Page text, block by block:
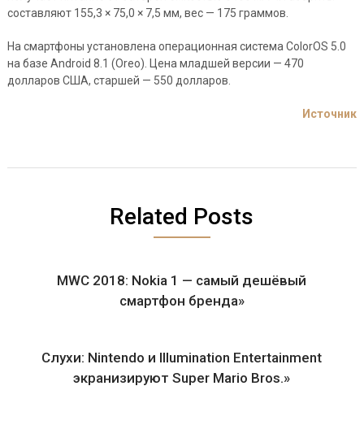
составляют 155,3 × 75,0 × 7,5 мм, вес — 175 граммов.
На смартфоны установлена операционная система ColorOS 5.0
на базе Android 8.1 (Oreo). Цена младшей версии — 470
долларов США, старшей — 550 долларов.
Источник
Related Posts
MWC 2018: Nokia 1 — самый дешёвый
смартфон бренда»
Слухи: Nintendo и Illumination Entertainment
экранизируют Super Mario Bros.»